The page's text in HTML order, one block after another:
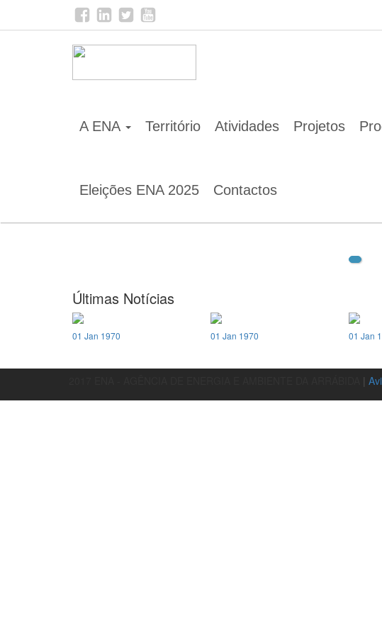
A ENA Território Atividades Projetos
Eleições ENA 2025 Contactos
Home
Últimas Notícias
01 Jan 1970 01 Jan 1970 01 Jan
|